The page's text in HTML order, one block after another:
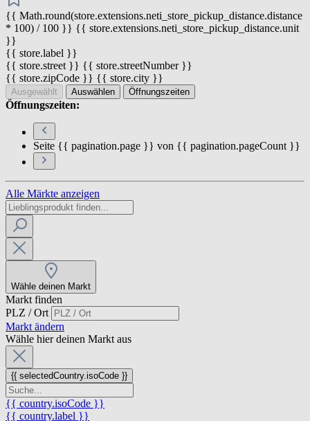
{{ Math.round(store.extensions.neti_store_pickup_distance.distance
* 100) / 100 }} {{ store.extensions.neti_store_pickup_distance.unit
}}
{{ store.label }}
{{ store.street }} {{ store.streetNumber }}
{{ store.zipCode }} {{ store.city }}
Ausgewählt Auswählen Öffnungszeiten
Öffnungszeiten:
Seite {{ pagination.page }} von {{ pagination.pageCount }}
Alle Märkte anzeigen
Wähle deinen Markt
Markt finden
PLZ / Ort
Markt ändern
Wähle hier deinen Markt aus
{{ selectedCountry.isoCode }}
{{ country.isoCode }}
{{ country.label }}